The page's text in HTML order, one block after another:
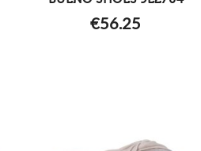
€56.25